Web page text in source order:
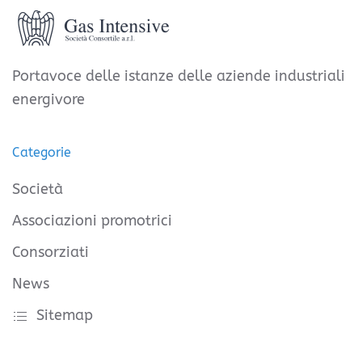
Portavoce delle istanze delle aziende industriali
energivore
Categorie
Società
Associazioni promotrici
Consorziati
News
Sitemap